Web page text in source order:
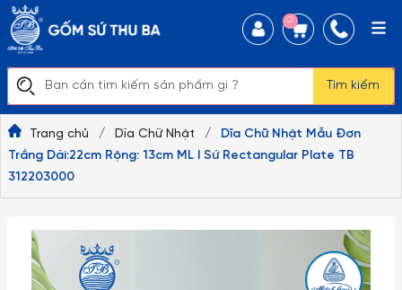
Tìm kiếm
0
Trang chủ / Dĩa Chữ Nhật /
Dĩa Chữ Nhật Mẫu Đơn
Trắng Dài:22cm Rộng: 13cm ML I Sứ Rectangular Plate TB
312203000